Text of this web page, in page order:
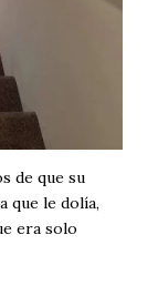
de que su
que le dolía,
era solo